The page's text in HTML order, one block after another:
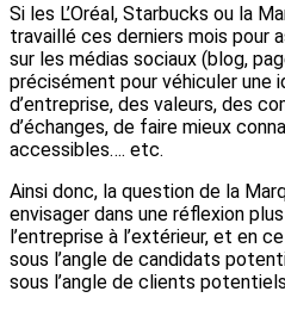
Si les L’Oréal, Starbucks ou la
travaillé ces derniers mois pour
sur les médias sociaux (blog,
précisément pour véhiculer une
d’entreprise, des valeurs, des
d’échanges, de faire mieux
accessibles…. etc.
Ainsi donc, la question de la
envisager dans une réflexion
l’entreprise à l’extérieur, et en
sous l’angle de candidats
sous l’angle de clients